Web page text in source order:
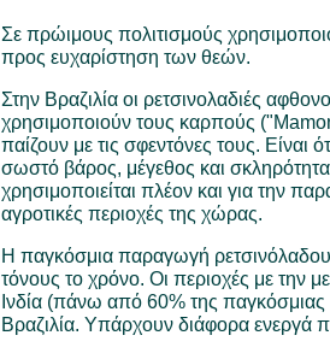
Σε πρώιμους πολιτισμούς
προς ευχαρίστηση των θεών.
Στην Βραζιλία οι ρετσινολαδιές
χρησιμοποιούν τους καρπούς
παίζουν με τις σφεντόνες τους. Είναι
σωστό βάρος, μέγεθος και
χρησιμοποιείται πλέον και για την
αγροτικές περιοχές της χώρας.
Η παγκόσμια παραγωγή ρετσινόλαδου
τόνους το χρόνο. Οι περιοχές με την
Ινδία (πάνω από 60% της παγκόσμιας
Βραζιλία. Υπάρχουν διάφορα ενεργά